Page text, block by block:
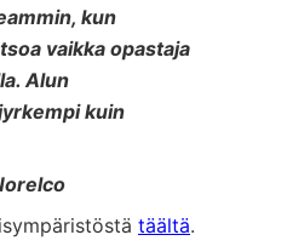
kun
vaikka opastaja
Alun
kuin
täältä.